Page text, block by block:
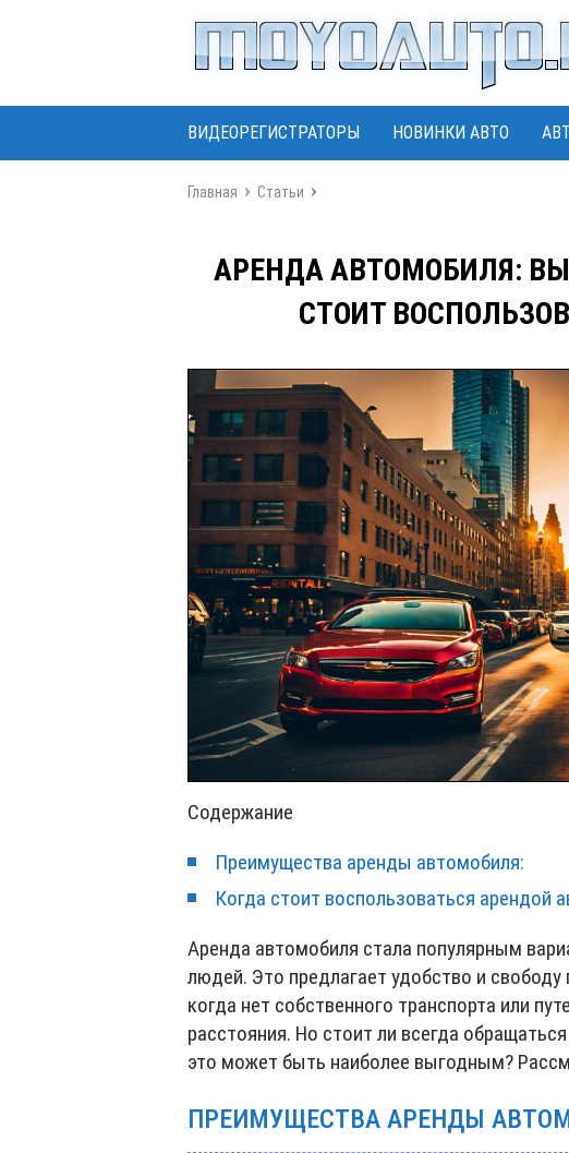
ВИДЕОРЕГИСТРАТОРЫ НОВИНКИ АВТО
Главная Статьи
АРЕНДА АВТОМОБИЛЯ:
СТОИТ
Содержание
Преимущества аренды автомобиля:
Когда стоит воспользоваться арендой
Аренда автомобиля стала популярным
людей. Это предлагает удобство и
когда нет собственного транспорта или
расстояния. Но стоит ли всегда
это может быть наиболее выгодным?
ПРЕИМУЩЕСТВА АРЕНДЫ